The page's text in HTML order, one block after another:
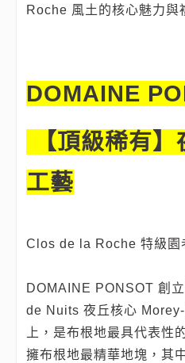
Roche 風土的核心魅力與
DOMAINE
【頂級稀有
工藝
Clos de la Roche 特級園
DOMAINE PONSOT 創
de Nuits 夜丘核心
上，是布根地最具代表性
擁布根地最精華地塊，其